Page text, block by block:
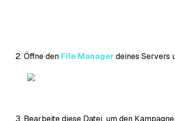
Öffne den File Manager deines Servers
Bearbeite diese Datei, um den